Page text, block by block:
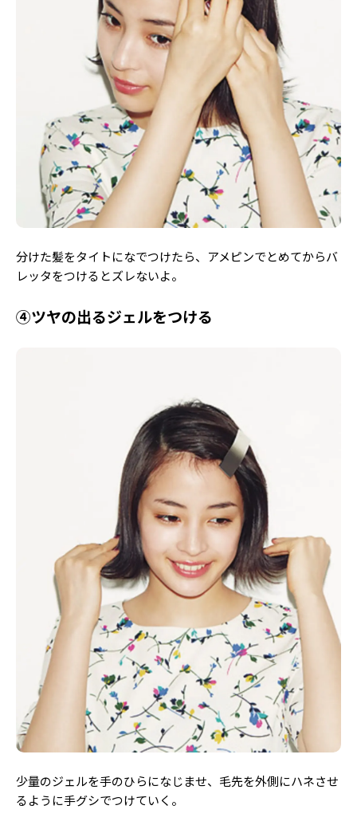
分けた髪をタイトになでつけたら、アメピンでとめてからバ
レッタをつけるとズレないよ。
④ツヤの出るジェルをつける
少量のジェルを手のひらになじませ、毛先を外側にハネさせ
るように手グシでつけていく。